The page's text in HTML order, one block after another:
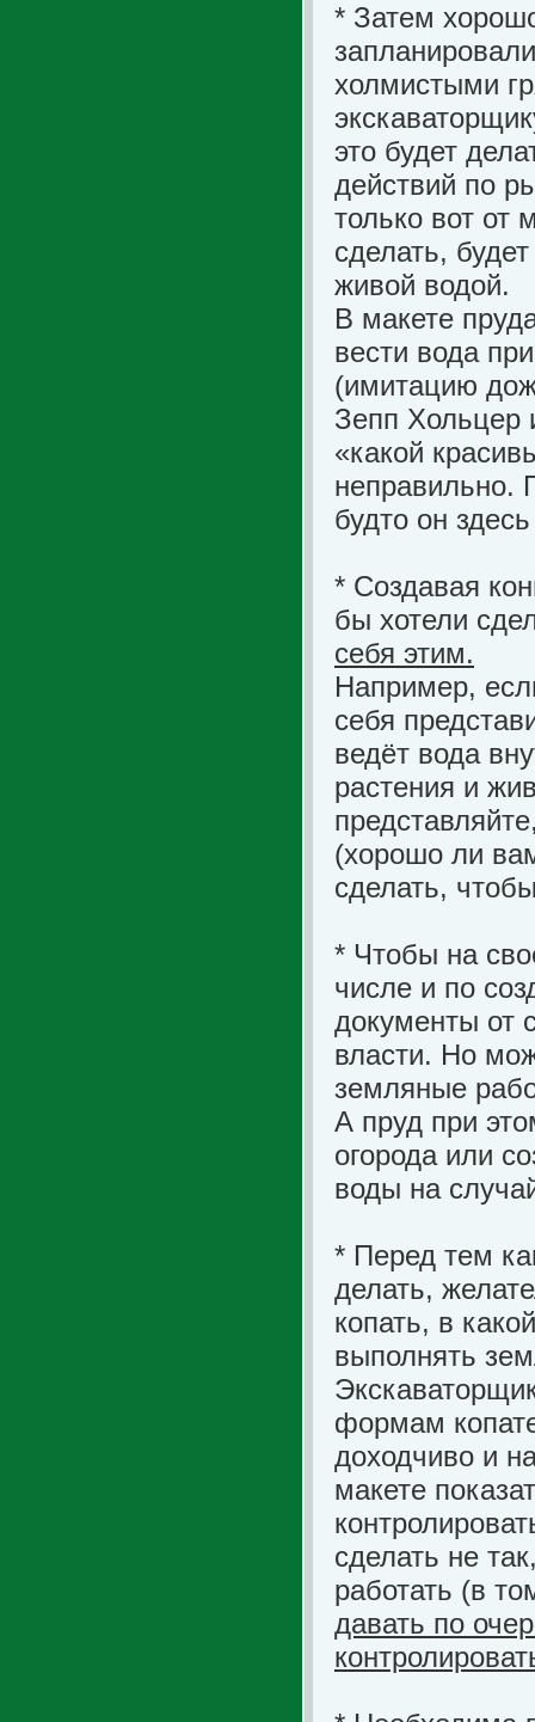
* Затем
холмистыми
это будет
действий по
только вот от
сделать,
живой водой.
В макете
вести вода
(имитацию
Зепп Хольцер
«какой
неправильно.
будто он
* Создавая
бы хотели
себя этим.
Например,
себя
ведёт вода
растения и
(хорошо ли
сделать,
* Чтобы на
числе и по
документы от
власти. Но
земляные
А пруд при
огорода или
воды на
* Перед тем
делать,
копать, в
выполнять
формам
доходчиво и
макете
сделать не
работать (в
давать по